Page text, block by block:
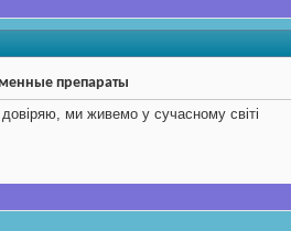
препараты
ми живемо у сучасному світі